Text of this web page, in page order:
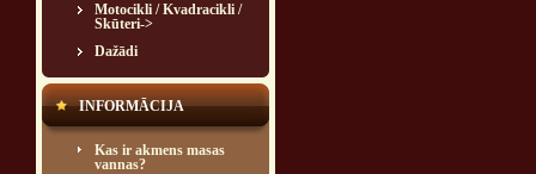
Motocikli / Kvadracikli /
Skūteri->
Dažādi
INFORMĀCIJA
Kas ir akmens masas
vannas?